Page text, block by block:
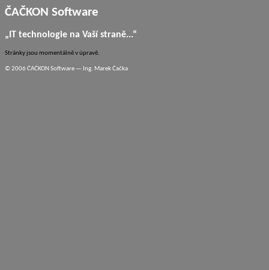
ČAČKON Software
„IT technologie na Vaší straně...“
Stránky jsou momentálně v úpravě.
© 2006 ČAČKON Software — Ing. Marek Čačka